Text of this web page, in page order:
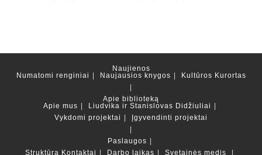
Naujienos
Numatomi renginiai
Naujausios knygos Kultūros Kurortas
Apie biblioteką
Apie mus
Liudvika ir Stanislovas Didžiuliai
Vykdomi projektai
Įgyvendinti projektai
Paslaugos
Struktūra Kontaktai Darbo laikas
Svetainės medis